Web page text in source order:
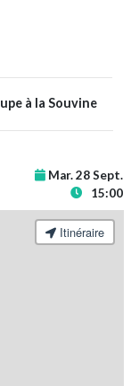
à la Souvine
Mar. 28 Sept.
15:00
Itinéraire